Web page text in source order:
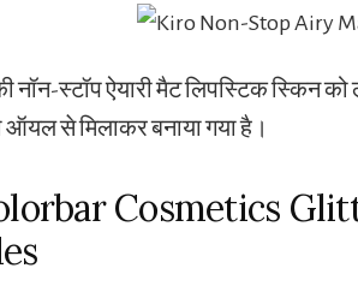
नॉन-स्टॉप ऐयारी मैट लिपस्टिक स्किन
ऑयल से मिलाकर बनाया गया है।
Cosmetics